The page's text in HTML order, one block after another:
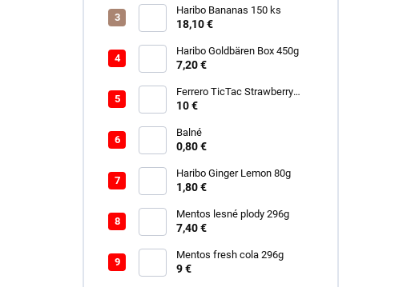
Haribo Bananas 150 ks
18,10 €
Haribo Goldbären Box 450g
7,20 €
Ferrero TicTac Strawberry
228g
10 €
Balné
0,80 €
Haribo Ginger Lemon 80g
1,80 €
Mentos lesné plody 296g
7,40 €
Mentos fresh cola 296g
9 €